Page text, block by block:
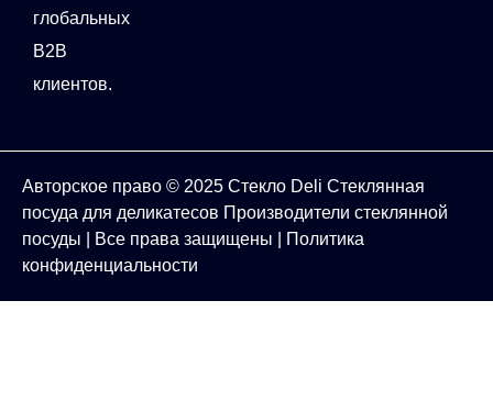
глобальных
B2B
клиентов.
Авторское право © 2025 Стекло Deli Стеклянная
посуда для деликатесов Производители стеклянной
посуды
| Все права защищены |
Политика
конфиденциальности